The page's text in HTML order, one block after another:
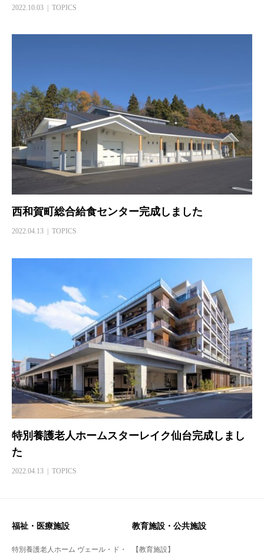
2022.10.03 TOPICS
西和賀町総合給食センター完成しました
2022.04.13 TOPICS
特別養護老人ホームスターレイク仙台完成しまし
た
2022.04.13 TOPICS
福祉・医療施設
特別養護老人ホーム ヴェール・ド・
教育施設・公共施設
【教育施設】